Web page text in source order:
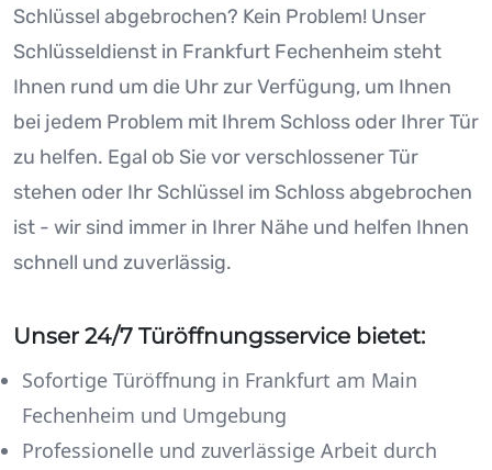
Schlüssel abgebrochen? Kein Problem! Unser
Schlüsseldienst in Frankfurt Fechenheim steht
Ihnen rund um die Uhr zur Verfügung, um Ihnen
bei jedem Problem mit Ihrem Schloss oder Ihrer Tür
zu helfen. Egal ob Sie vor verschlossener Tür
stehen oder Ihr Schlüssel im Schloss abgebrochen
ist - wir sind immer in Ihrer Nähe und helfen Ihnen
schnell und zuverlässig.
Unser 24/7 Türöffnungsservice bietet:
Sofortige Türöffnung in Frankfurt am Main
Fechenheim und Umgebung
Professionelle und zuverlässige Arbeit durch